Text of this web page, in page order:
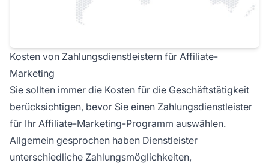
Kosten von Zahlungsdienstleistern für Affiliate-
Marketing
Sie sollten immer die Kosten für die Geschäftstätigkeit
berücksichtigen, bevor Sie einen Zahlungsdienstleister
für Ihr Affiliate-Marketing-Programm auswählen.
Allgemein gesprochen haben Dienstleister
unterschiedliche Zahlungsmöglichkeiten,